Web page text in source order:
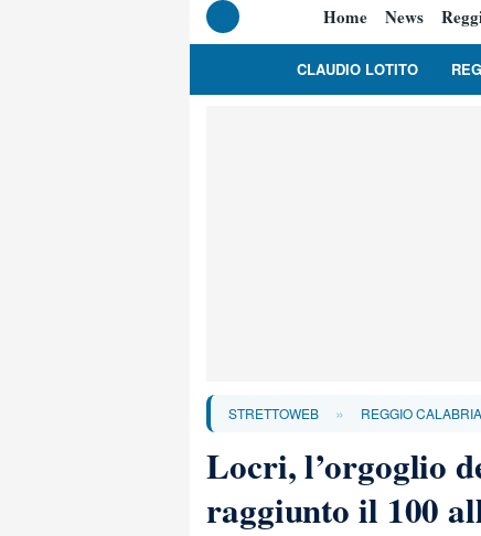
Home News
CLAUDIO LOTITO
STRETTOWEB » REGGIO CALABRIA
Locri, l’orgoglio
raggiunto il 100